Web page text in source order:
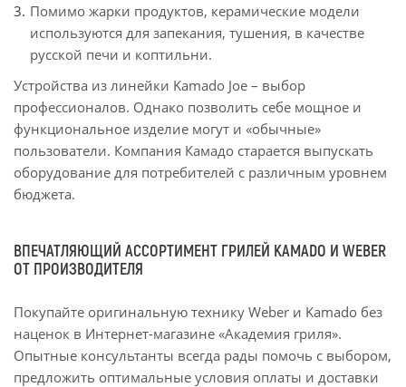
Помимо жарки продуктов, керамические модели
используются для запекания, тушения, в качестве
русской печи и коптильни.
Устройства из линейки Kamado Joe – выбор
профессионалов. Однако позволить себе мощное и
функциональное изделие могут и «обычные»
пользователи. Компания Камадо старается выпускать
оборудование для потребителей с различным уровнем
бюджета.
ВПЕЧАТЛЯЮЩИЙ АССОРТИМЕНТ ГРИЛЕЙ KAMADO И WEBER
ОТ ПРОИЗВОДИТЕЛЯ
Покупайте оригинальную технику Weber и Kamado без
наценок в Интернет-магазине «Академия гриля».
Опытные консультанты всегда рады помочь с выбором,
предложить оптимальные условия оплаты и доставки